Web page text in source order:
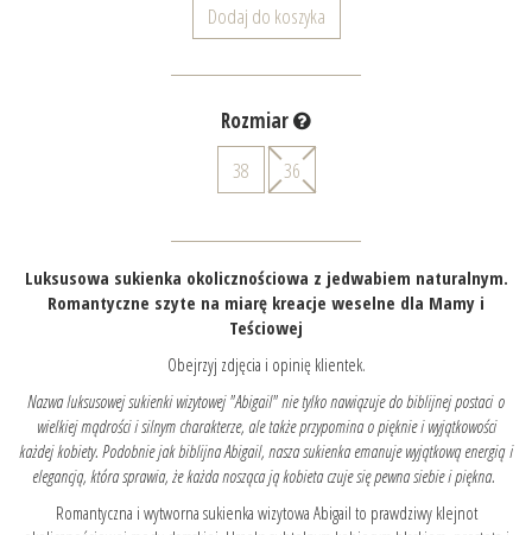
Dodaj do koszyka
Rozmiar
38
36
Luksusowa sukienka okolicznościowa z jedwabiem naturalnym.
Romantyczne szyte na miarę kreacje weselne dla Mamy i
Teściowej
Obejrzyj zdjęcia i opinię klientek.
Nazwa luksusowej sukienki wizytowej "Abigail" nie tylko nawiązuje do biblijnej postaci o
wielkiej mądrości i silnym charakterze, ale także przypomina o pięknie i wyjątkowości
każdej kobiety. Podobnie jak biblijna Abigail, nasza sukienka emanuje wyjątkową energią i
elegancją, która sprawia, że każda nosząca ją kobieta czuje się pewna siebie i piękna.
Romantyczna i wytworna sukienka wizytowa Abigail to prawdziwy klejnot